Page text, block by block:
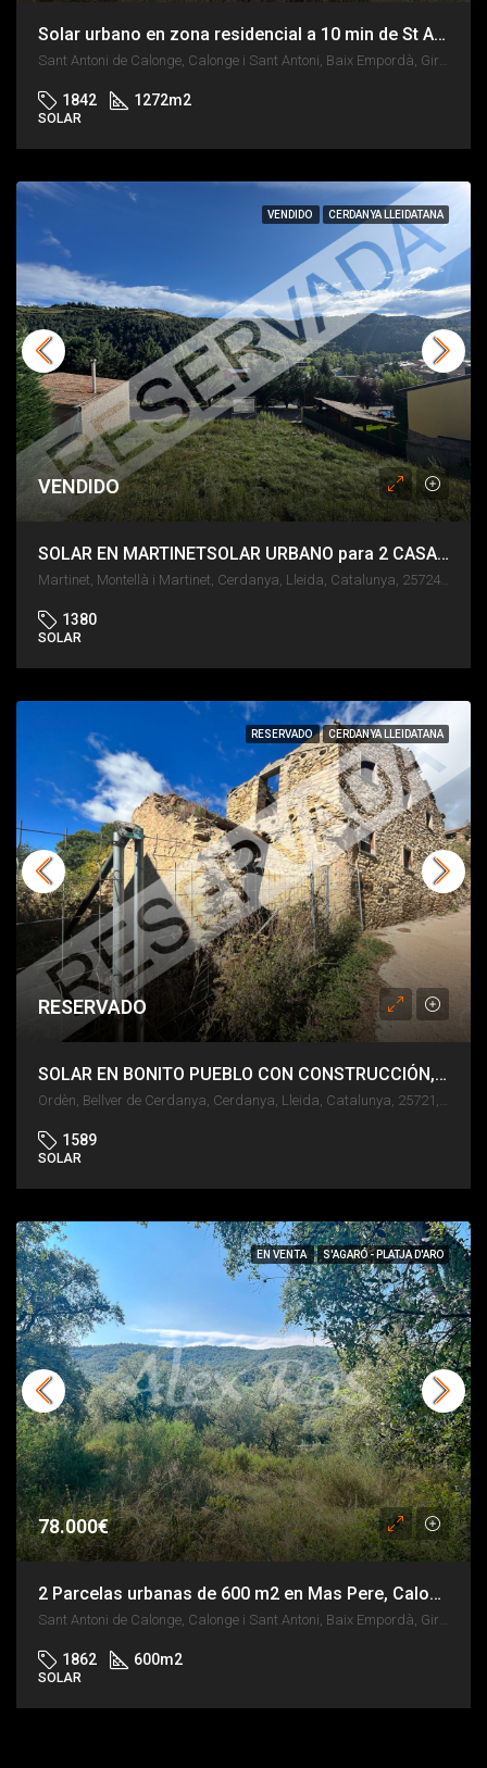
Solar urbano en zona residencial a 10 min de St Antoni Calonge, Platja d’Aro o Palamós
1842 1272m2
SOLAR
VENDIDO CERDANYA LLEIDATANA
VENDIDO
SOLAR EN MARTINETSOLAR URBANO para 2 CASAS y a 15 MIN DEL TÚNEL DEL CADÍ – MARTINETSOLAR EN MARTINET
Martinet, Montellà i Martinet, Cerdanya, Lleida, Catalunya, 25724, España
1380
SOLAR
RESERVADO CERDANYA LLEIDATANA
RESERVADO
SOLAR EN BONITO PUEBLO CON CONSTRUCCIÓN, POSIBILIDAD DE 3 VIVIENDAS
1589
SOLAR
EN VENTA S'AGARÓ - PLATJA D'ARO
78.000€
2 Parcelas urbanas de 600 m2 en Mas Pere, Calonge, a 10 min de las playas de La Costa Brava.
Sant Antoni de Calonge, Calonge i Sant Antoni, Baix Empordà, Girona, Catalunya, 17251, España
1862 600m2
SOLAR